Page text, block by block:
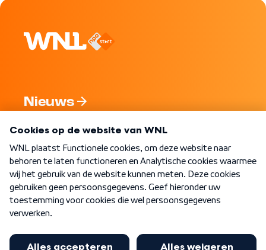
Nieuws
Nieuwsbrief
Word Lid